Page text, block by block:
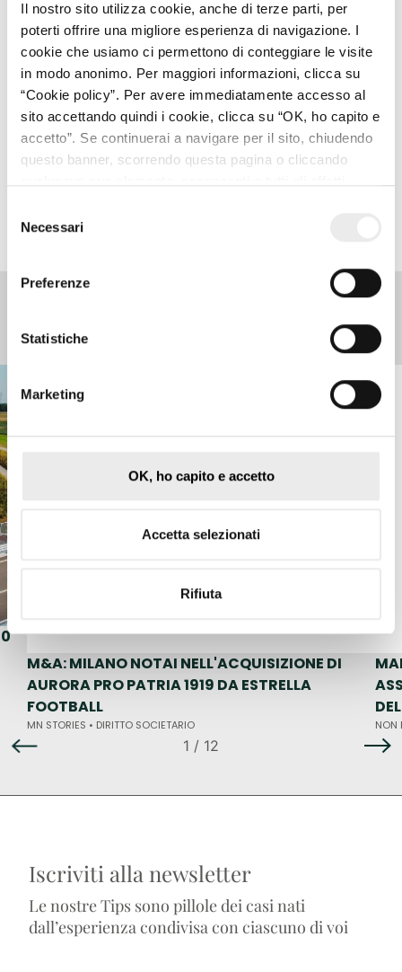
Il nostro sito utilizza cookie, anche di terze parti, per
poterti offrire una migliore esperienza di navigazione. I
cookie che usiamo ci permettono di conteggiare le visite
in modo anonimo. Per maggiori informazioni, clicca su
“Cookie policy”. Per avere immediatamente accesso al
sito accettando quindi i cookie, clicca su “OK, ho capito e
accetto”. Se continuerai a navigare per il sito, chiudendo
questo banner, scorrendo questa pagina o cliccando
sito
delNecessari
Preferenze
Statistiche
Marketing
OK, ho capito e accetto
Accetta selezionati
Rifiuta
Per coloro che hanno già stipulato il definitivo, tra
gennaio 2024 e l’entrata in vigore della legge di
conversione del Milleproroghe, è previsto un meccanismo
di compensazione delle imposte pagate in eccesso.
M&A: MILANO NOTAI NELL'ACQUISIZIONE DI
AURORA PRO PATRIA 1919 DA ESTRELLA
FOOTBALL
MN STORIES • DIRITTO SOCIETARIO NON
1 / 12
Iscriviti alla newsletter
Le nostre Tips sono pillole dei casi nati
dall’esperienza condivisa con ciascuno di voi